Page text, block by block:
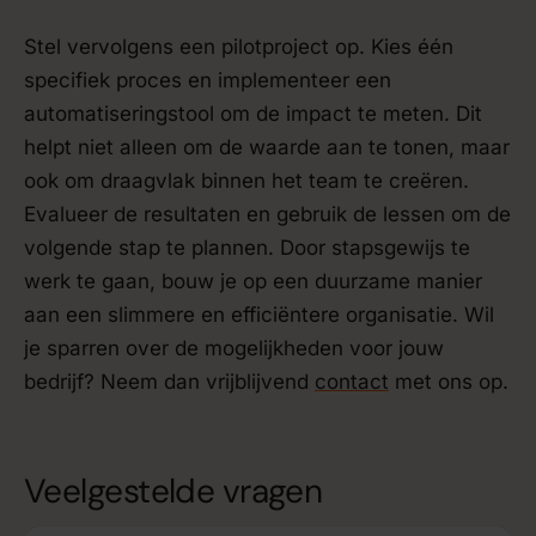
Stel vervolgens een pilotproject op. Kies één
specifiek proces en implementeer een
automatiseringstool om de impact te meten. Dit
helpt niet alleen om de waarde aan te tonen, maar
ook om draagvlak binnen het team te creëren.
Evalueer de resultaten en gebruik de lessen om de
volgende stap te plannen. Door stapsgewijs te
werk te gaan, bouw je op een duurzame manier
aan een slimmere en efficiëntere organisatie. Wil
je sparren over de mogelijkheden voor jouw
bedrijf? Neem dan vrijblijvend contact met ons op.
Veelgestelde vragen